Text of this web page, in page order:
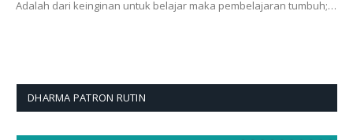
Adalah dari keinginan untuk belajar maka pembelajaran tumbuh;…
DHARMA PATRON RUTIN